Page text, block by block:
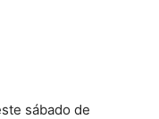
sábado de